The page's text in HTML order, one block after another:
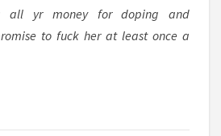
all yr money for doping and
to fuck her at least once a